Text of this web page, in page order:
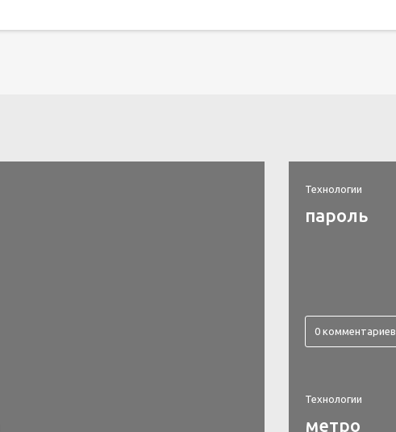
Технологии
пароль
0 комментариев
Технологии
метро